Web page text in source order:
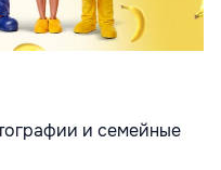
и семейные